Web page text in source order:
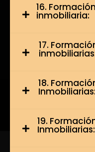
16.
inmobiliaria:
17.
18.
Inmobiliarias:
19.
Inmobiliarias: